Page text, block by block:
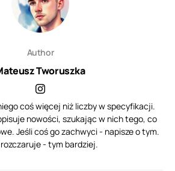
Author
Tworuszka
coś więcej niż liczby w specyfikacji.
nowości, szukając w nich tego, co
Jeśli coś go zachwyci - napisze o tym.
- tym bardziej.